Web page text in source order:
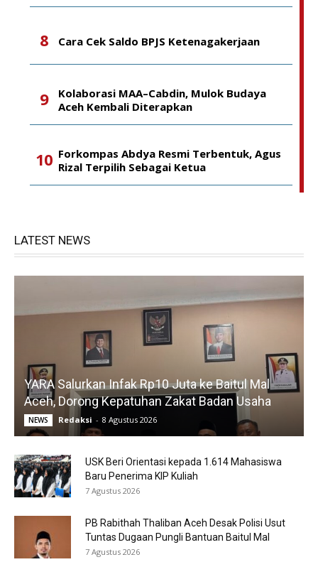
Cara Cek Saldo BPJS Ketenagakerjaan
Kolaborasi MAA–Cabdin, Mulok Budaya
Aceh Kembali Diterapkan
Forkompas Abdya Resmi Terbentuk, Agus
Rizal Terpilih Sebagai Ketua
LATEST NEWS
YARA Salurkan Infak Rp10 Juta ke Baitul Mal
Aceh, Dorong Kepatuhan Zakat Badan Usaha
NEWS Redaksi - 8 Agustus 2026
USK Beri Orientasi kepada 1.614 Mahasiswa
Baru Penerima KIP Kuliah
7 Agustus 2026
PB Rabithah Thaliban Aceh Desak Polisi Usut
Tuntas Dugaan Pungli Bantuan Baitul Mal
7 Agustus 2026